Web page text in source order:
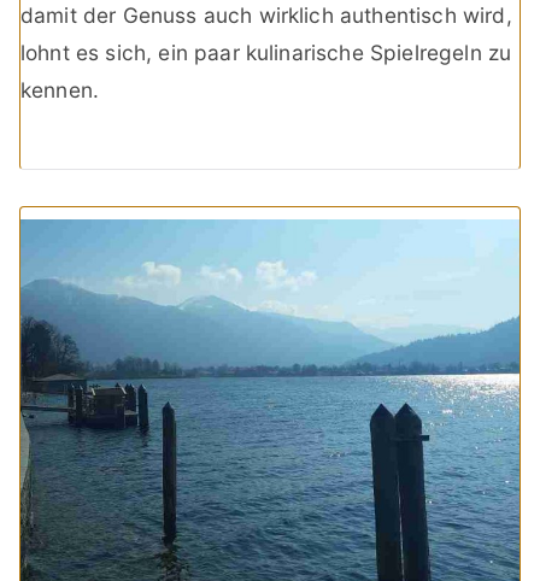
damit der Genuss auch wirklich authentisch wird,
lohnt es sich, ein paar kulinarische Spielregeln zu
kennen.